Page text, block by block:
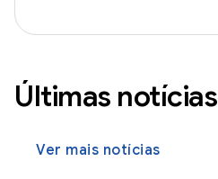
Últimas notícias
Ver mais notícias